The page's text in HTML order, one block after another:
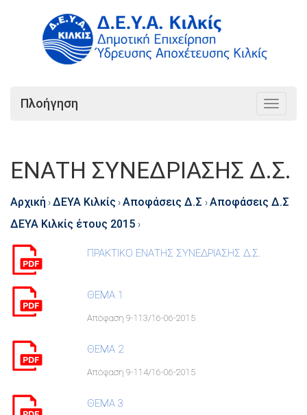
Toggle
Πλοήγηση
ΕΝΑΤΗ ΣΥΝΕΔΡΙΑΣΗΣ Δ.Σ.
Αρχική ›ΔΕΥΑ Κιλκίς ›Αποφάσεις Δ.Σ ›Αποφάσεις Δ.Σ
ΔΕΥΑ Κιλκίς έτους 2015 ›
ΠΡΑΚΤΙΚΟ ΕΝΑΤΗΣ ΣΥΝΕΔΡΙΑΣΗΣ Δ.Σ.
ΘΕΜΑ 1
Απόφαση 9-113/16-06-2015
ΘΕΜΑ 2
Απόφαση 9-114/16-06-2015
ΘΕΜΑ 3